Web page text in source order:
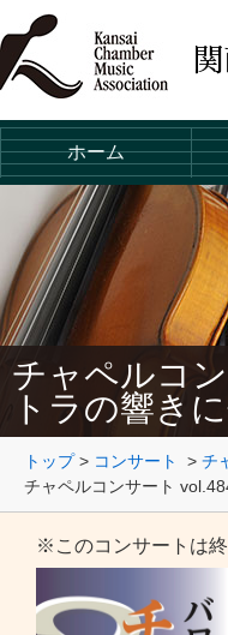
ホーム
チャペルコ
トラの響き
トップ> コンサート > チ
チャペルコンサート
※このコンサートは終